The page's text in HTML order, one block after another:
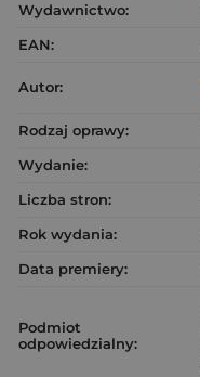
Wydawnictwo:
EAN:
Autor:
Rodzaj oprawy:
Wydanie:
Liczba stron:
Rok wydania:
Data premiery:
Podmiot
odpowiedzialny: